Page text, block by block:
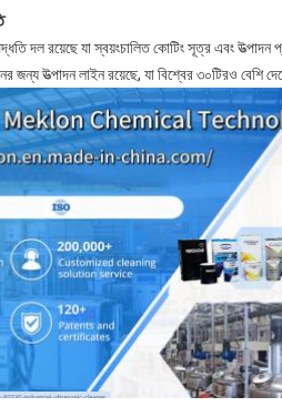
দল রয়েছে যা স্বয়ংচালিত কোটিং সূত্র এবং
জন্য উত্পাদন লাইন রয়েছে, যা বিশ্বের ৩০টিরও বেশি